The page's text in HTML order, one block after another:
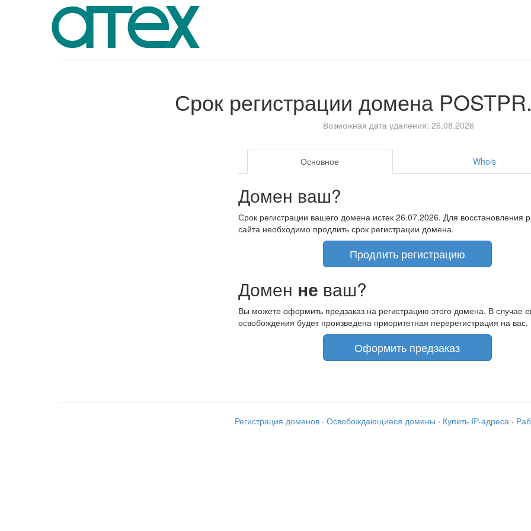
Срок регистрации домена
Возможная дата удаления: 26.08.2026
Основное Whois
Домен ваш?
Срок регистрации вашего домена истек 26.07.2026. Для восстановления
сайта необходимо продлить срок регистрации домена.
Продлить регистрацию
Домен не ваш?
Вы можете оформить предзаказ на регистрацию этого домена. В случае
освобождения будет произведена приоритетная перерегистрация на вас.
Оформить предзаказ
Регистрация доменов · Освобождающиеся домены · Купить IP-адреса ·